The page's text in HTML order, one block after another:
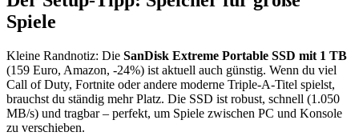
Spiele
Kleine Randnotiz: Die SanDisk Extreme Portable SSD mit 1 TB
(159 Euro, Amazon, -24%) ist aktuell auch günstig. Wenn du viel
Call of Duty, Fortnite oder andere moderne Triple-A-Titel spielst,
brauchst du ständig mehr Platz. Die SSD ist robust, schnell (1.050
MB/s) und tragbar – perfekt, um Spiele zwischen PC und Konsole
zu verschieben.